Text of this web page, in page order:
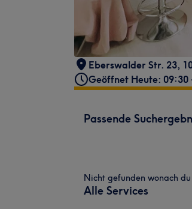
Eberswalder Str. 23,
Geöffnet Heute: 09:30 -
Passende
Nicht gefunden wonach
Alle Services